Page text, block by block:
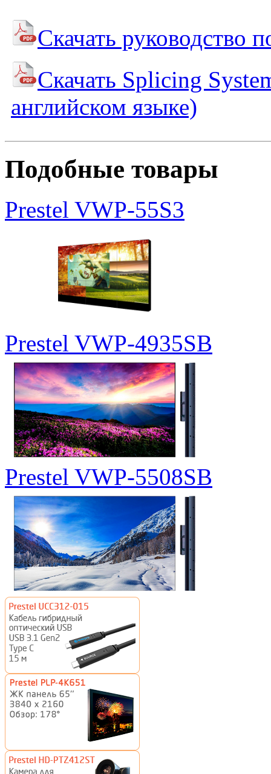
Скачать руководство
Скачать Splicing
английском языке)
Подобные товары
Prestel VWP-55S3
Prestel VWP-4935SB
Prestel VWP-5508SB